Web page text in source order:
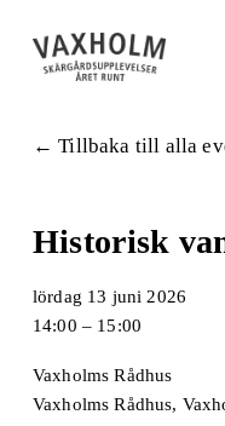
Tillbaka till alla
Historisk
lördag 13 juni 2026
14:00
15:00
Vaxholms Rådhus
Vaxholms Rådhus